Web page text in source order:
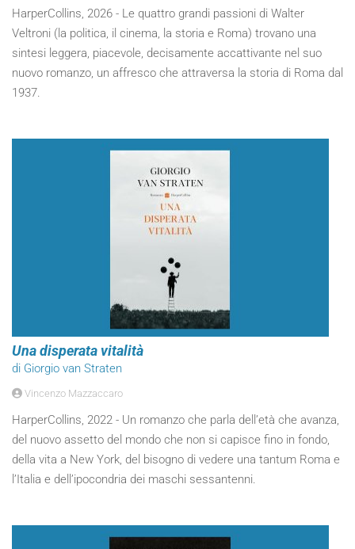
HarperCollins, 2026 - Le quattro grandi passioni di Walter
Veltroni (la politica, il cinema, la storia e Roma) trovano una
sintesi leggera, piacevole, decisamente accattivante nel suo
nuovo romanzo, un affresco che attraversa la storia di Roma dal
1937.
Una disperata vitalità
di Giorgio van Straten
Vincenzo Mazzaccaro
HarperCollins, 2022 - Un romanzo che parla dell’età che avanza,
del nuovo assetto del mondo che non si capisce fino in fondo,
della vita a New York, del bisogno di vedere una tantum Roma e
l’Italia e dell’ipocondria dei maschi sessantenni.